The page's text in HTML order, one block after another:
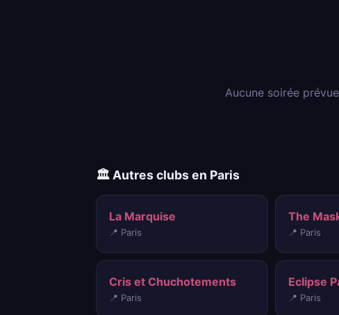
Aucune soirée
🏛️ Autres clubs en Paris
La Marquise
📍 Paris
The
📍 Paris
Cris et Chuchotements
📍 Paris
Eclipse
📍 Paris